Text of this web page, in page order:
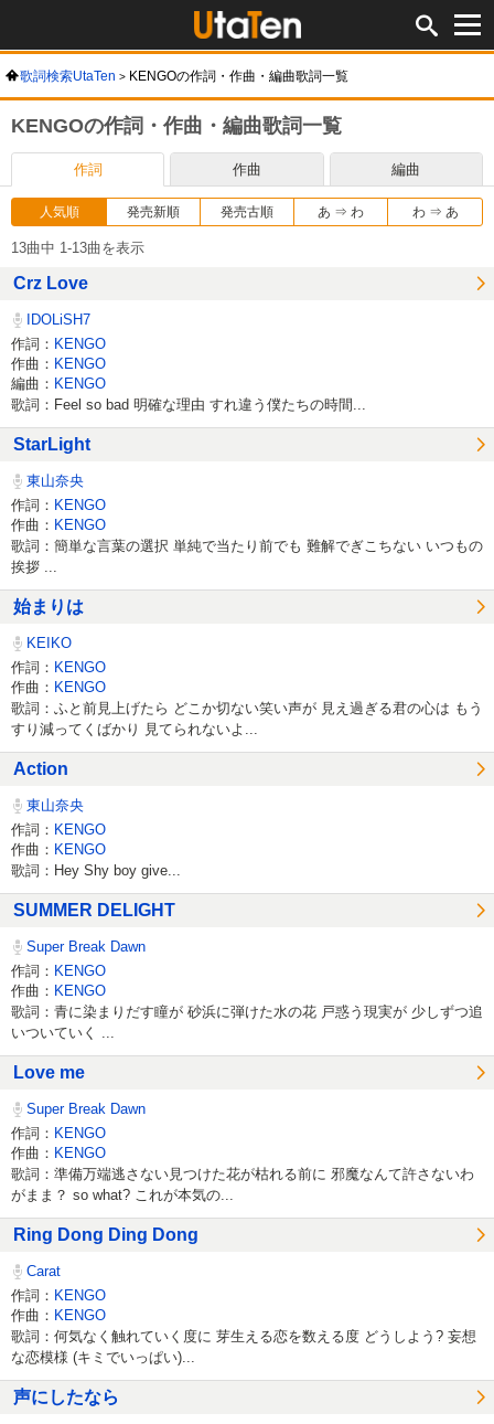
歌詞検索UtaTen KENGOの作詞・作曲・編曲歌詞一覧
KENGOの作詞・作曲・編曲歌詞一覧
作詞 作曲 編曲
人気順 発売新順 発売古順 あ ⇒ わ わ ⇒ あ
13曲中 1-13曲を表示
Crz Love
IDOLiSH7
作詞： KENGO
作曲： KENGO
編曲： KENGO
歌詞：Feel so bad 明確な理由 すれ違う僕たちの時間...
StarLight
東山奈央
作詞： KENGO
作曲： KENGO
歌詞：簡単な言葉の選択 単純で当たり前でも 難解でぎこちない いつもの
挨拶 ...
始まりは
KEIKO
作詞： KENGO
作曲： KENGO
歌詞：ふと前見上げたら どこか切ない笑い声が 見え過ぎる君の心は もう
すり減ってくばかり 見てられないよ...
Action
東山奈央
作詞： KENGO
作曲： KENGO
歌詞：Hey Shy boy give...
SUMMER DELIGHT
Super Break Dawn
作詞： KENGO
作曲： KENGO
歌詞：青に染まりだす瞳が 砂浜に弾けた水の花 戸惑う現実が 少しずつ追
いついていく ...
Love me
Super Break Dawn
作詞： KENGO
作曲： KENGO
歌詞：準備万端逃さない見つけた花が枯れる前に 邪魔なんて許さないわ
がまま？ so what? これが本気の...
Ring Dong Ding Dong
Carat
作詞： KENGO
作曲： KENGO
歌詞：何気なく触れていく度に 芽生える恋を数える度 どうしよう? 妄想
な恋模様 (キミでいっぱい)...
声にしたなら